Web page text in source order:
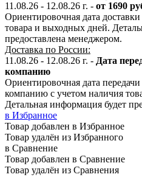
11.08.26 - 12.08.26 г. - от 1690
Ориентировочная дата
товара и выходных дней.
предоставлена менеджером.
Доставка по России:
11.08.26 - 12.08.26 г. - Дата
компанию
Ориентировочная дата
компанию с учетом наличия
Детальная информация будет
в Избранное
Товар добавлен в Избранное
Товар удалён из Избранного
в Сравнение
Товар добавлен в Сравнение
Товар удалён из Сравнения